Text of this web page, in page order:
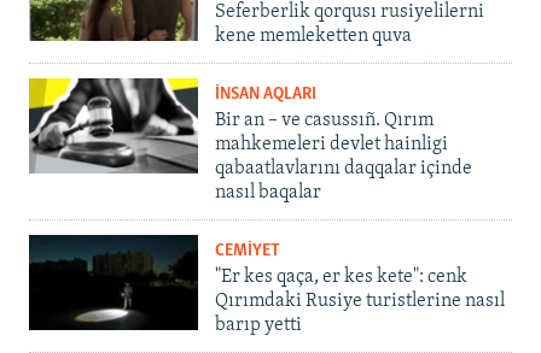
Seferberlik qorqusı rusiyelilerni
kene memleketten quva
İNSAN AQLARI
Bir an – ve casussıñ. Qırım
mahkemeleri devlet hainligi
qabaatlavlarını daqqalar içinde
nasıl baqalar
CEMİYET
"Er kes qaça, er kes kete": cenk
Qırımdaki Rusiye turistlerine nasıl
barıp yetti